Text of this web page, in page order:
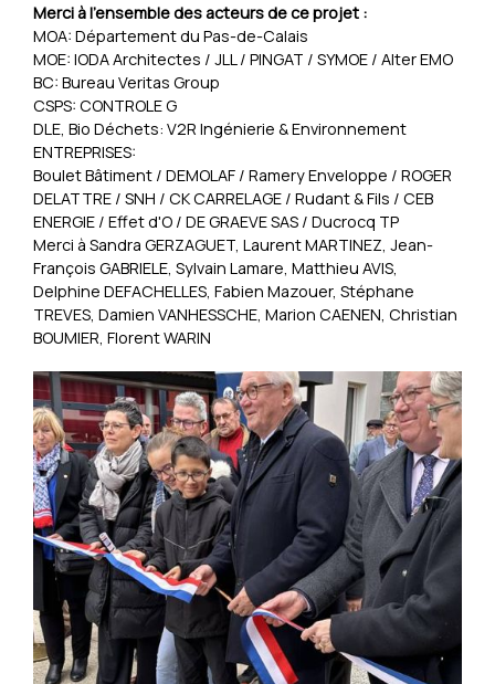
Merci à l’ensemble des acteurs de ce projet :
MOA: Département du Pas-de-Calais
MOE: IODA Architectes / JLL / PINGAT / SYMOE / Alter EMO
BC: Bureau Veritas Group
CSPS: CONTROLE G
DLE, Bio Déchets: V2R Ingénierie & Environnement
ENTREPRISES:
Boulet Bâtiment / DEMOLAF / Ramery Enveloppe / ROGER
DELATTRE / SNH / CK CARRELAGE / Rudant & Fils / CEB
ENERGIE / Effet d'O / DE GRAEVE SAS / Ducrocq TP
Merci à Sandra GERZAGUET, Laurent MARTINEZ, Jean-
François GABRIELE, Sylvain Lamare, Matthieu AVIS,
Delphine DEFACHELLES, Fabien Mazouer, Stéphane
TREVES, Damien VANHESSCHE, Marion CAENEN, Christian
BOUMIER, Florent WARIN